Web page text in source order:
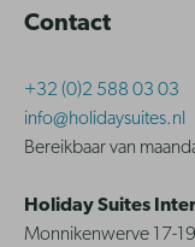
Contact
+32 (0)2 588 03 03
info@holidaysuites.nl
Bereikbaar van
Holiday Suites
Monnikenwerve 17-19